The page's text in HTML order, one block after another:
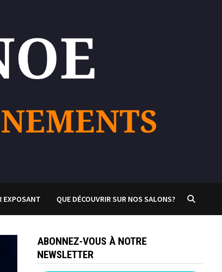
EXPOSANT QUE DÉCOUVRIR SUR NOS SALONS?
ABONNEZ-VOUS À NOTRE
NEWSLETTER